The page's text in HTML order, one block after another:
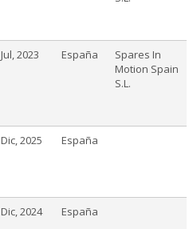
Jul, 2023 España
Spares In
Motion Spain
S.L.
Dic, 2025 España
Dic, 2024 España